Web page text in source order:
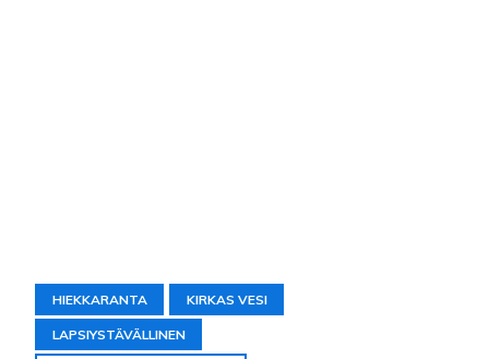
HIEKKARANTA KIRKAS VESI
LAPSIYSTÄVÄLLINEN